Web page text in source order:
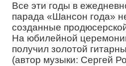
Все эти годы в
парада «Шансон года»
созданные
На юбилейной
получил золотой
(автор музыки: Сергей